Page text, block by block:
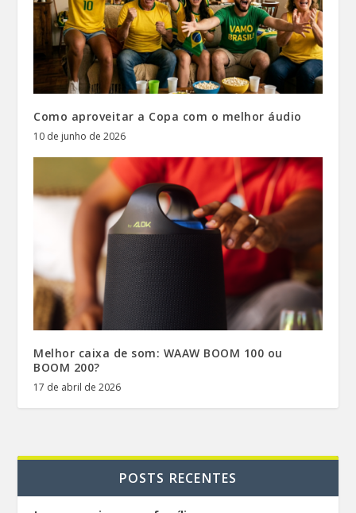
Como aproveitar a Copa com o melhor áudio
10 de junho de 2026
Melhor caixa de som: WAAW BOOM 100 ou
BOOM 200?
17 de abril de 2026
POSTS RECENTES